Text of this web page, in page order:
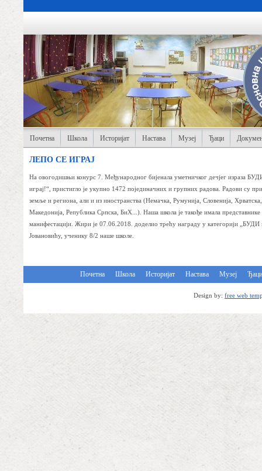
Почетна Школа Историјат Настава Музеј Ђаци
ЛЕПО СЕ ИГРАЈ
На овогодишњи конурс 7. Међународног бијенала уметничког дечјег израза
играј!“, пристигло је укупно 1472 појединачних и групних радова. Радови су
земље и региона, али и из иностранства (Немачка, Румунија, Словенија,
Македонија, Република Српска, БиХ...). Наша школа је такође имала представнике
манифестацији. Жири је 07.06.2018. доделио трећу награду у категорији
Јовановићу, ученику 8/2 наше школе.
Почетна Школа Историјат Настава Музеј Ђаци
Design by: free web